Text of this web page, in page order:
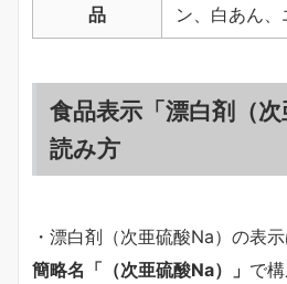
品
ン、白あん
食品表示「漂白剤（
読み方
・漂白剤（次亜硫酸Na）の表
簡略名「（次亜硫酸Na）」 で